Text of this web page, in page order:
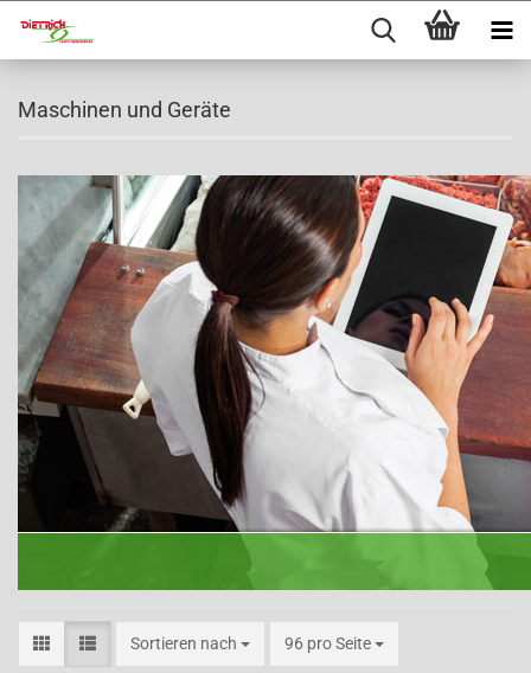
Maschinen und Geräte
Sortieren nach 96 pro Seite